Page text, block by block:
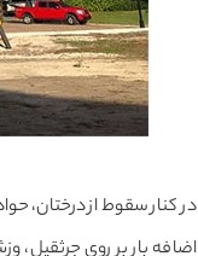
در کنار سقوط از درختان،
اضافه بار بر روی